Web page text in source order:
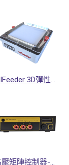
AllFeeder 3D彈性整列送料機
高壓矩陣控制器-HMC系列